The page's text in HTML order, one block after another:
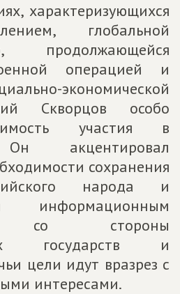
характеризующихся
глобальной
продолжающейся
операцией и
экономической
Скворцов особо
участия в
Он акцентировал
сохранения
народа и
информационным
со стороны
государств и
цели идут вразрез с
интересами.